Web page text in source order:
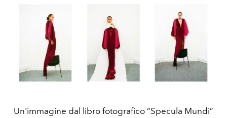
Un'immagine dal libro fotografico “Specula Mundi”